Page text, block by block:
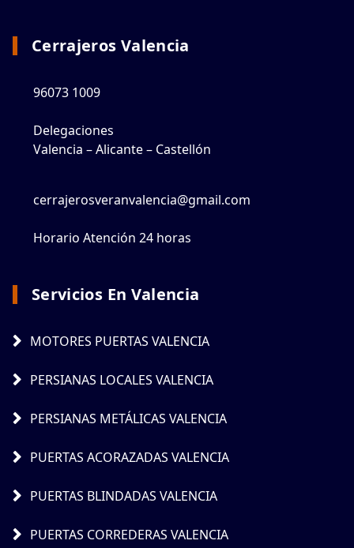
Cerrajeros Valencia
96073 1009
Delegaciones
Valencia – Alicante – Castellón
cerrajerosveranvalencia@gmail.com
Horario Atención 24 horas
Servicios En Valencia
MOTORES PUERTAS VALENCIA
PERSIANAS LOCALES VALENCIA
PERSIANAS METÁLICAS VALENCIA
PUERTAS ACORAZADAS VALENCIA
PUERTAS BLINDADAS VALENCIA
PUERTAS CORREDERAS VALENCIA